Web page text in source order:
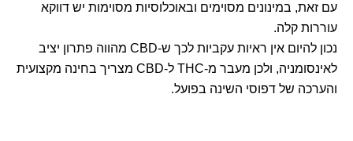
עם זאת, במינונים מסוימים ובאוכלוסיות מסוימות יש דווקא
עוררות קלה.
נכון להיום אין ראיות עקביות לכך ש-CBD מהווה פתרון יציב
לאינסומניה, ולכן מעבר מ-THC ל-CBD מצריך בחינה מקצועית
והערכה של דפוסי השינה בפועל.